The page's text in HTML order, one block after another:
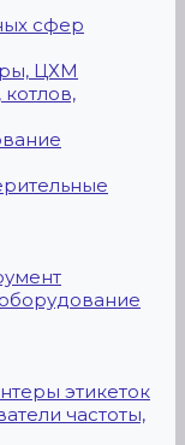
сфер
ЦХМ
этикеток
частоты,